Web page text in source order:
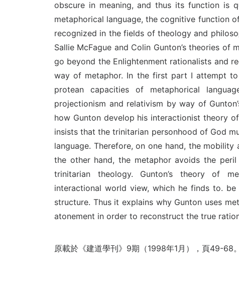
obscure in meaning, and thus its function is
metaphorical language, the cognitive function
recognized in the fields of theology and
Sallie McFague and Colin Gunton’s theories
go beyond the Enlightenment rationalists and
way of metaphor. In the first part I attempt to
protean capacities of metaphorical
projectionism and relativism by way of
how Gunton develop his interactionist theory
insists that the trinitarian personhood of God
language. Therefore, on one hand, the
the other hand, the metaphor avoids the
trinitarian theology. Gunton’s theory of
interactional world view, which he finds to. be
structure. Thus it explains why Gunton uses
atonement in order to reconstruct the true
原載於《建道學刊》9期（1998年1月），頁49-68。